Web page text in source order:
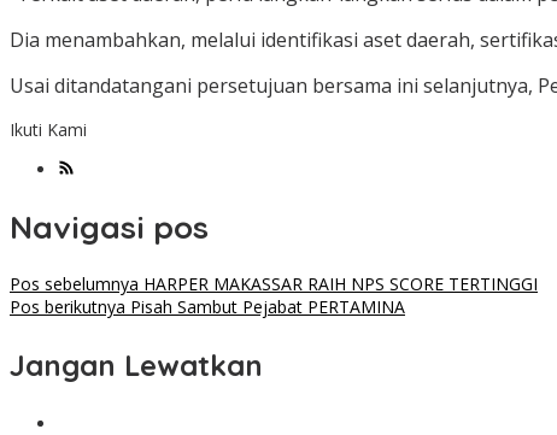
Dia menambahkan, melalui identifikasi aset daerah,
Usai ditandatangani persetujuan bersama ini selanjutnya,
Ikuti Kami
Navigasi pos
Pos sebelumnya HARPER MAKASSAR RAIH NPS SCORE TERTINGGI
Pos berikutnya Pisah Sambut Pejabat PERTAMINA
Jangan Lewatkan